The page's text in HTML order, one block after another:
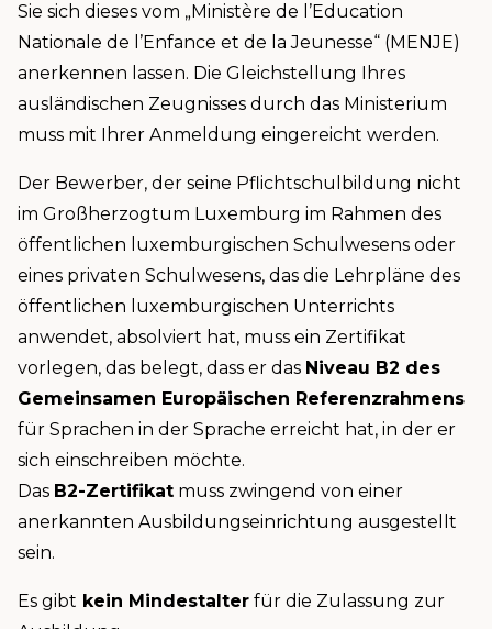
Sie sich dieses vom „Ministère de l’Education
Nationale de l’Enfance et de la Jeunesse“ (MENJE)
anerkennen lassen. Die Gleichstellung Ihres
ausländischen Zeugnisses durch das Ministerium
muss mit Ihrer Anmeldung eingereicht werden.
Der Bewerber, der seine Pflichtschulbildung nicht
im Großherzogtum Luxemburg im Rahmen des
öffentlichen luxemburgischen Schulwesens oder
eines privaten Schulwesens, das die Lehrpläne des
öffentlichen luxemburgischen Unterrichts
anwendet, absolviert hat, muss ein Zertifikat
vorlegen, das belegt, dass er das Niveau B2 des
Gemeinsamen Europäischen Referenzrahmens
für Sprachen in der Sprache erreicht hat, in der er
sich einschreiben möchte.
Das B2-Zertifikat muss zwingend von einer
anerkannten Ausbildungseinrichtung ausgestellt
sein.
Es gibt kein Mindestalter für die Zulassung zur